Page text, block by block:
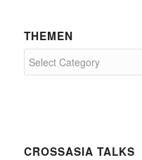
THEMEN
CROSSASIA TALKS